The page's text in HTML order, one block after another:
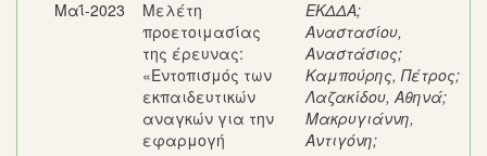
Μαΐ-2023
Μελέτη
προετοιμασίας
της έρευνας:
«Εντοπισμός των
εκπαιδευτικών
αναγκών για την
εφαρμογή
ΕΚΔΔΑ;
Αναστασίου,
Αναστάσιος;
Καμπούρης, Πέτρος;
Λαζακίδου, Αθηνά;
Μακρυγιάννη,
Αντιγόνη;